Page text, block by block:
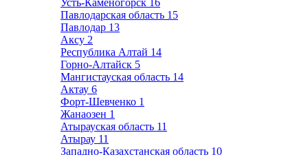
Усть-Каменогорск 16
Павлодарская область 15
Павлодар 13
Аксу 2
Республика Алтай 14
Горно-Алтайск 5
Мангистауская область 14
Актау 6
Форт-Шевченко 1
Жанаозен 1
Атырауская область 11
Атырау 11
Западно-Казахстанская область 10